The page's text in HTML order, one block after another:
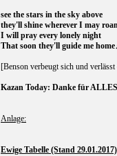
see the stars in the sky above
they'll shine wherever I may
I will pray every lonely night
That soon they'll guide me home
[Benson verbeugt sich und
Kazan Today: Danke für
Anlage:
Ewige Tabelle (Stand